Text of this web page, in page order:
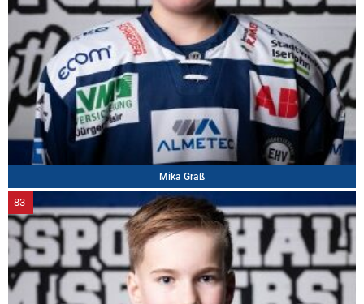
Mika Graß
83